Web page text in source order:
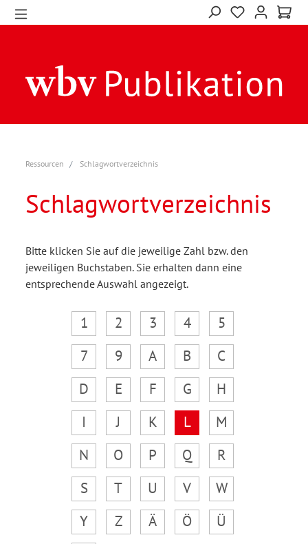
Ressourcen Schlagwortverzeichnis
Schlagwortverzeichnis
Bitte klicken Sie auf die jeweilige Zahl bzw. den
jeweiligen Buchstaben. Sie erhalten dann eine
entsprechende Auswahl angezeigt.
1 2 3 4
5
7
9 A B
C
D
E F G
H
I
J K L
M
N
O P Q
R
S
T U V
W
Y
Z Ä Ö
Ü